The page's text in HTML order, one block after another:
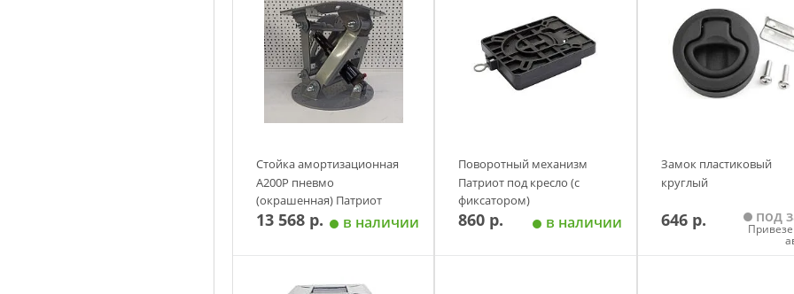
Стойка амортизационная
А200P пневмо
(окрашенная) Патриот
13 568 р. в наличии
Добавить в корзину
Поворотный механизм
Патриот под кресло (с
фиксатором)
860 р. в наличии
Замок пластиковый
круглый
646 р. под